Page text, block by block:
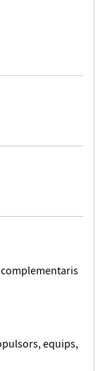
equips,